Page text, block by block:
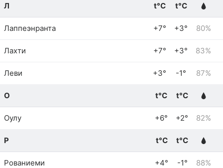
Л t°C t°C
Лаппеэнранта +7° +3° 80%
Лахти +7° +3° 83%
Леви +3° -1° 87%
О t°C t°C
Оулу +6° +2° 82%
Р t°C t°C
Рованиеми +4° -1° 88%